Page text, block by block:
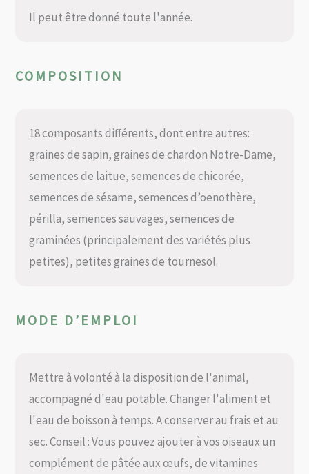
Il peut être donné toute l'année.
COMPOSITION
18 composants différents, dont entre autres:
graines de sapin, graines de chardon Notre-Dame,
semences de laitue, semences de chicorée,
semences de sésame, semences d’oenothère,
périlla, semences sauvages, semences de
graminées (principalement des variétés plus
petites), petites graines de tournesol.
MODE D’EMPLOI
Mettre à volonté à la disposition de l'animal,
accompagné d'eau potable. Changer l'aliment et
l'eau de boisson à temps. A conserver au frais et au
sec. Conseil : Vous pouvez ajouter à vos oiseaux un
complément de pâtée aux œufs, de vitamines